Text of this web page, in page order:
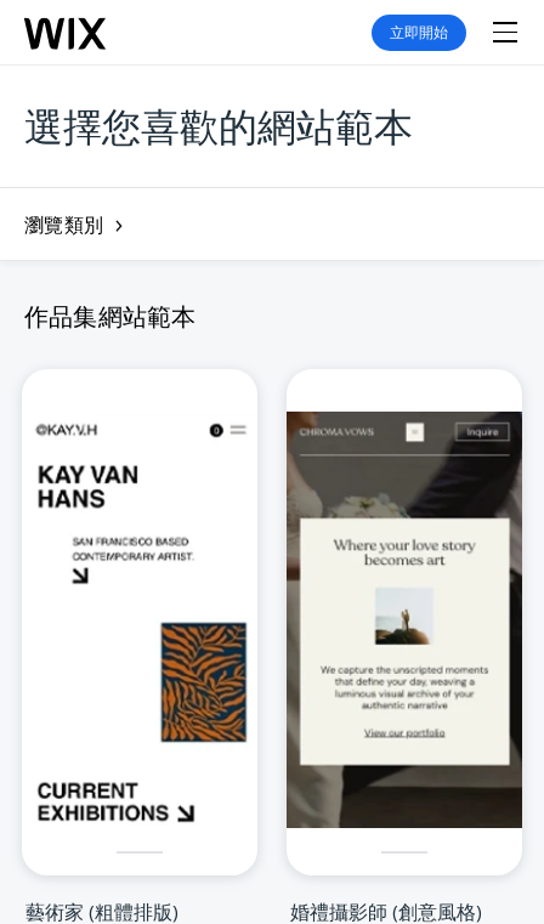
立即開始
選擇您喜歡的網站範本
瀏覽類別
作品集網站範本
藝術家 (粗體排版) 婚禮攝影師 (創意風格)